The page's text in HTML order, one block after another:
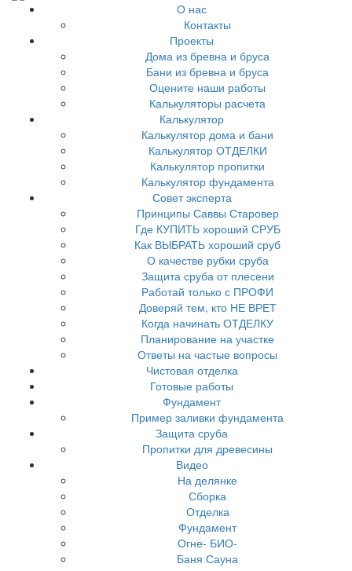
О нас
Контакты
Проекты
Дома из бревна и бруса
Бани из бревна и бруса
Оцените наши работы
Калькуляторы расчета
Калькулятор
Калькулятор дома и бани
Калькулятор ОТДЕЛКИ
Калькулятор пропитки
Калькулятор фундамента
Совет эксперта
Принципы Саввы Старовер
Где КУПИТЬ хороший СРУБ
Как ВЫБРАТЬ хороший сруб
О качестве рубки сруба
Защита сруба от плесени
Работай только с ПРОФИ
Доверяй тем, кто НЕ ВРЕТ
Когда начинать ОТДЕЛКУ
Планирование на участке
Ответы на частые вопросы
Чистовая отделка
Готовые работы
Фундамент
Пример заливки фундамента
Защита сруба
Пропитки для древесины
Видео
На делянке
Сборка
Отделка
Фундамент
Огне- БИО-
Баня Сауна